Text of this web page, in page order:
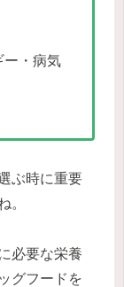
ー・病気
ぶ時に重要
。
必要な栄養
グフードを